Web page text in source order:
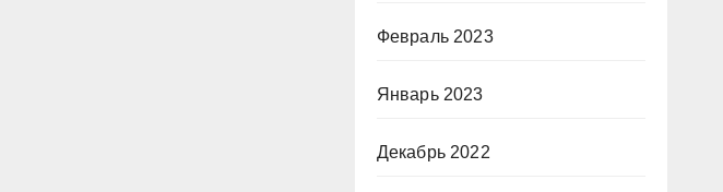
Февраль 2023
Январь 2023
Декабрь 2022